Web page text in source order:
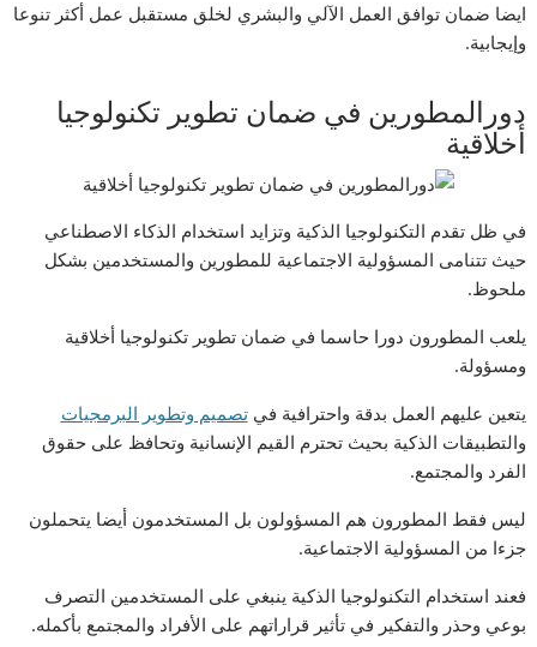
ايضا ضمان توافق العمل الآلي والبشري لخلق مستقبل عمل أكثر تنوعا
وإيجابية.
دورالمطورين في ضمان تطوير تكنولوجيا
أخلاقية
في ظل تقدم التكنولوجيا الذكية وتزايد استخدام الذكاء الاصطناعي
حيث تتنامى المسؤولية الاجتماعية للمطورين والمستخدمين بشكل
ملحوظ.
يلعب المطورون دورا حاسما في ضمان تطوير تكنولوجيا أخلاقية
ومسؤولة.
يتعين عليهم العمل بدقة واحترافية فيتصميم وتطوير البرمجيات
والتطبيقات الذكية بحيث تحترم القيم الإنسانية وتحافظ على حقوق
الفرد والمجتمع.
ليس فقط المطورون هم المسؤولون بل المستخدمون أيضا يتحملون
جزءا من المسؤولية الاجتماعية.
فعند استخدام التكنولوجيا الذكية ينبغي على المستخدمين التصرف
بوعي وحذر والتفكير في تأثير قراراتهم على الأفراد والمجتمع بأكمله.